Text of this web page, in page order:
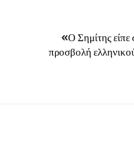
«Ο Σημίτης
προσβολή